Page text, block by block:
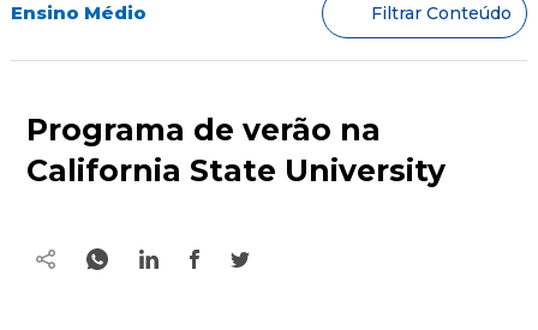
Ensino Médio Filtrar Conteúdo
Programa de verão na
California State University